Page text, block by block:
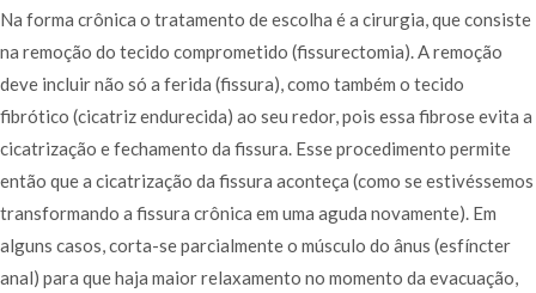
Na forma crônica o tratamento de escolha é a cirurgia, que consiste
na remoção do tecido comprometido (fissurectomia). A remoção
deve incluir não só a ferida (fissura), como também o tecido
fibrótico (cicatriz endurecida) ao seu redor, pois essa fibrose evita a
cicatrização e fechamento da fissura. Esse procedimento permite
então que a cicatrização da fissura aconteça (como se estivéssemos
transformando a fissura crônica em uma aguda novamente). Em
alguns casos, corta-se parcialmente o músculo do ânus (esfíncter
anal) para que haja maior relaxamento no momento da evacuação,